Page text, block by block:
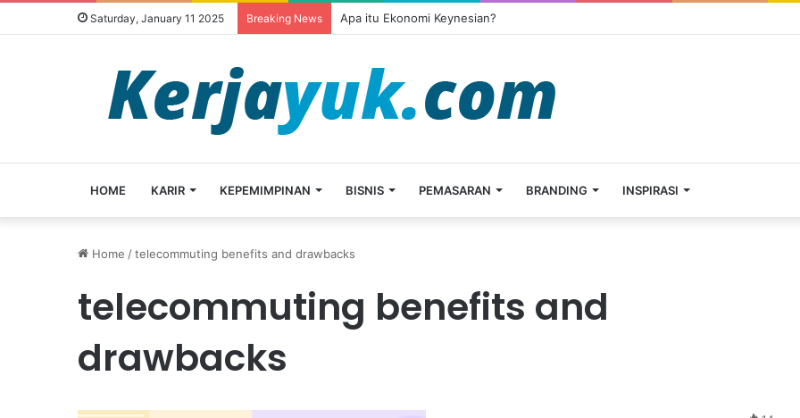
Saturday, January 11 2025 Breaking News Apa itu Ekonomi Keynesian?
HOME KARIR KEPEMIMPINAN BISNIS PEMASARAN BRANDING INSPIRASI
Home /telecommuting benefits and drawbacks
telecommuting benefits and
drawbacks